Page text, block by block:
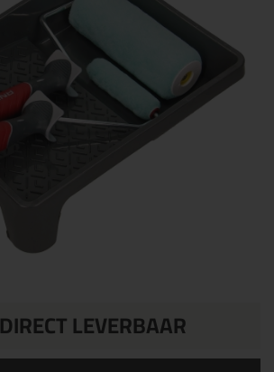
DIRECT LEVERBAAR